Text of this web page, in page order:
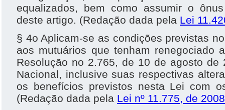
equalizados, bem como assumir o
deste artigo. (Redação dada pela Lei
§ 4o Aplicam-se as condições previstas
aos mutuários que tenham renegociado
Resolução no 2.765, de 10 de agosto de
Nacional, inclusive suas respectivas
os benefícios previstos nesta Lei com
(Redação dada pela Lei nº 11.775, de 2008